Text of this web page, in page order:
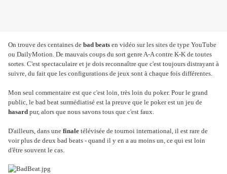
On trouve des centaines de bad beats en vidéo sur les sites de type YouTube
ou DailyMotion. De mauvais coups du sort genre A-A contre K-K de toutes
sortes. C'est spectaculaire et je dois reconnaître que c'est toujours distrayant à
suivre, du fait que les configurations de jeux sont à chaque fois différentes.
Mon seul commentaire est que c'est loin, très loin du poker. Pour le grand
public, le bad beat surmédiatisé est la preuve que le poker est un jeu de
hasard pur, alors que nous savons tous que c'est faux.
D'ailleurs, dans une finale télévisée de tournoi international, il est rare de
voir plus de deux bad beats - quand il y en a au moins un, ce qui est loin
d'être souvent le cas.